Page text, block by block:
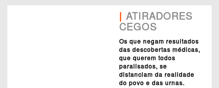
| ATIRADORES
CEGOS
Os que negam resultados
das descobertas médicas,
que querem todos
paralisados, se
distanciam da realidade
do povo e das urnas.